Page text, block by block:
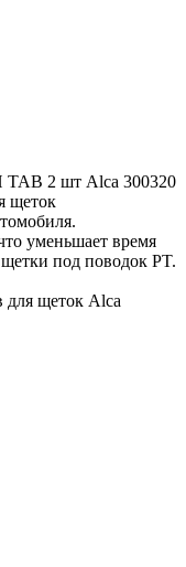
TAB 2 шт Alca 300320
щеток
уменьшает время
под поводок PT.
для щеток Alca